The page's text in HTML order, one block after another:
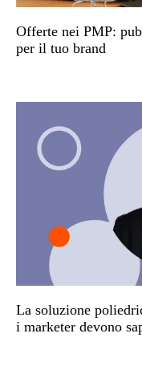
Offerte nei PMP:
per il tuo brand
La soluzione
i marketer devono